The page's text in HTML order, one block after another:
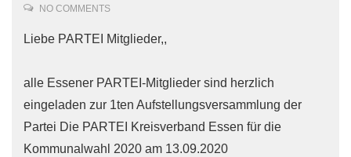
NO COMMENTS
Liebe PARTEI Mitglieder,,
alle Essener PARTEI-Mitglieder sind herzlich
eingeladen zur 1ten Aufstellungsversammlung der
Partei Die PARTEI Kreisverband Essen für die
Kommunalwahl 2020 am 13.09.2020